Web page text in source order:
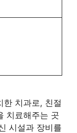
한 치과로, 친절
치료해주는 곳
시설과 장비를